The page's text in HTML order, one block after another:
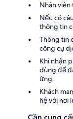
Nhân
Nếu có
thông tin
Thông tin
công cụ
Khi nhận
dùng để
ứng.
Khách
hệ với nơi